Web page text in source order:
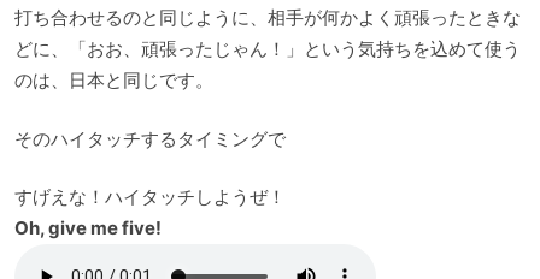
打ち合わせるのと同じように、相手が何かよく頑張ったときな
どに、「おお、頑張ったじゃん！」という気持ちを込めて使う
のは、日本と同じです。
そのハイタッチするタイミングで
すげえな！ハイタッチしようぜ！
Oh, give me five!